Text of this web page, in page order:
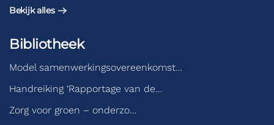
Bekijk alles
Bibliotheek
Model samenwerkingsovereenkomst…
Handreiking ‘Rapportage van de…
Zorg voor groen – onderzo…